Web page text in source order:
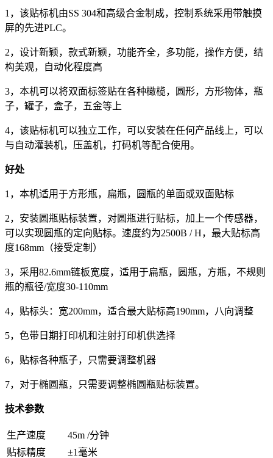
1，该贴标机由SS 304和高级合金制成，控制系统采用带触摸
屏的先进PLC。
2，设计新颖，款式新颖，功能齐全，多功能，操作方便，结
构美观，自动化程度高
3，本机可以将双面标签贴在各种橄榄，圆形，方形物体，瓶
子，罐子，盒子，五金等上
4，该贴标机可以独立工作，可以安装在任何产品线上，可以
与自动灌装机，压盖机，打码机等配合使用。
好处
1，本机适用于方形瓶，扁瓶，圆瓶的单面或双面贴标
2，安装圆瓶贴标装置，对圆瓶进行贴标，加上一个传感器，
可以实现圆瓶的定向贴标。速度约为2500B / H，最大贴标高
度168mm（接受定制）
3，采用82.6mm链板宽度，适用于扁瓶，圆瓶，方瓶，不规则
瓶的瓶径/宽度30-110mm
4，贴标头：宽200mm，适合最大贴标高190mm，八向调整
5，色带日期打印机和注射打印机供选择
6，贴标各种瓶子，只需要调整机器
7，对于椭圆瓶，只需要调整椭圆瓶贴标装置。
技术参数
生产速度
45m /分钟
贴标精度
±1毫米